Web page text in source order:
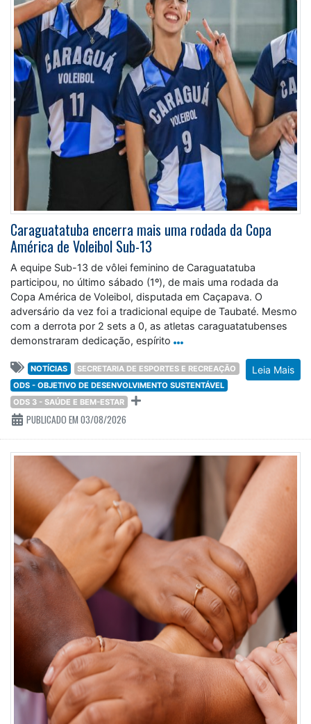
Caraguatatuba encerra mais uma rodada da Copa
América de Voleibol Sub-13
A equipe Sub-13 de vôlei feminino de Caraguatatuba
participou, no último sábado (1º), de mais uma rodada da
Copa América de Voleibol, disputada em Caçapava. O
adversário da vez foi a tradicional equipe de Taubaté. Mesmo
com a derrota por 2 sets a 0, as atletas caraguatatubenses
demonstraram dedicação, espírito
Leia Mais
NOTÍCIAS
SECRETARIA DE ESPORTES E RECREAÇÃO
ODS - OBJETIVO DE DESENVOLVIMENTO SUSTENTÁVEL
ODS 3 - SAÚDE E BEM-ESTAR
PUBLICADO EM 03/08/2026